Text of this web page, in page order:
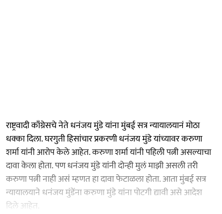
राष्ट्रवादी काँग्रेसचे नेते धनंजय मुंडे यांना मुंबई सत्र न्यायालयानं मोठा
धक्का दिला. घरगुती हिसांचार प्रकरणी धनंजय मुंडे यांच्यावर करुणा
शर्मा यांनी आरोप केले आहेत. करुणा शर्मा यांनी पहिली पत्नी असल्याचा
दावा केला होता. पण धनंजय मुंडे यांनी दोन्ही मुलं माझी असली तरी
करुणा पत्नी नाही असं म्हणत हा दावा फेटाळला होता. आता मुंबई सत्र
न्यायालयाने धनंजय मुंडेंना करुणा मुंडे यांना पोटगी द्यावी असे आदेश
दिले आहेत.